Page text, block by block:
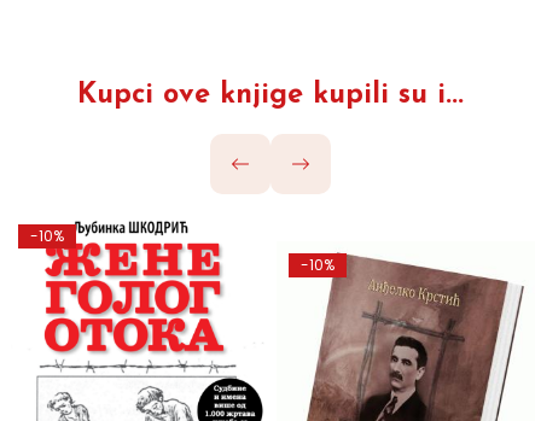
Kupci ove knjige kupili su i...
-10%
-10%